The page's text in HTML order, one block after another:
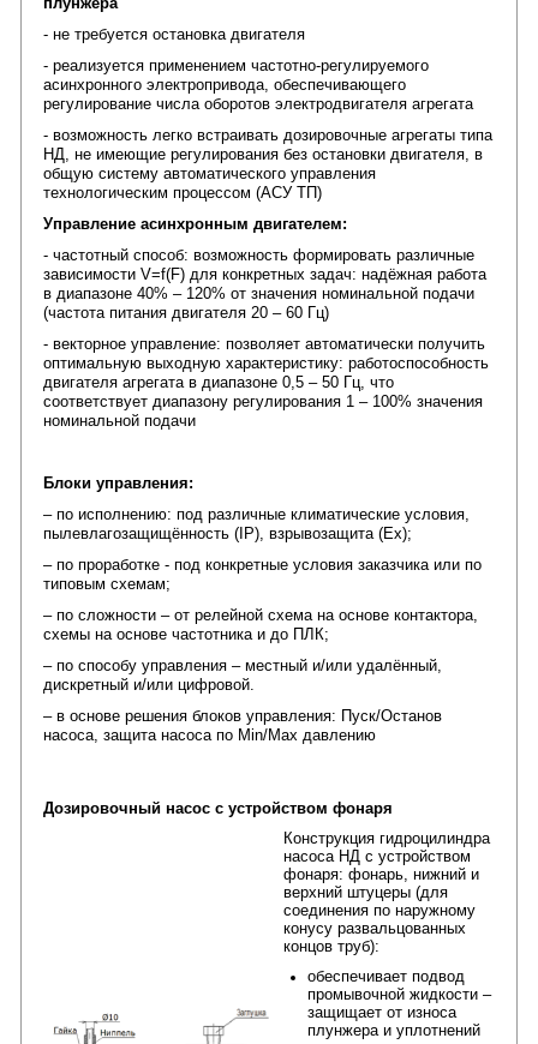
- не требуется остановка двигателя
- реализуется применением частотно-регулируемого
асинхронного электропривода, обеспечивающего
регулирование числа оборотов электродвигателя агрегата
- возможность легко встраивать дозировочные агрегаты типа
НД, не имеющие регулирования без остановки двигателя, в
общую систему автоматического управления
технологическим процессом (АСУ ТП)
Управление асинхронным двигателем:
- частотный способ: возможность формировать различные
зависимости V=f(F) для конкретных задач: надëжная работа
в диапазоне 40% – 120% от значения номинальной подачи
(частота питания двигателя 20 – 60 Гц)
- векторное управление: позволяет автоматически получить
оптимальную выходную характеристику: работоспособность
двигателя агрегата в диапазоне 0,5 – 50 Гц, что
соответствует диапазону регулирования 1 – 100% значения
номинальной подачи
Блоки управления:
– по исполнению: под различные климатические условия,
пылевлагозащищëнность (IP), взрывозащита (Ex);
– по проработке - под конкретные условия заказчика или по
типовым схемам;
– по сложности – от релейной схема на основе контактора,
схемы на основе частотника и до ПЛК;
– по способу управления – местный и/или удалëнный,
дискретный и/или цифровой.
– в основе решения блоков управления: Пуск/Останов
насоса, защита насоса по Min/Max давлению
Дозировочный насос с устройством фонаря
Конструкция гидроцилиндра
насоса НД с устройством
фонаря: фонарь, нижний и
верхний штуцеры (для
соединения по наружному
конусу развальцованных
концов труб):
обеспечивает подвод
промывочной жидкости –
защищает от износа
плунжера и уплотнений